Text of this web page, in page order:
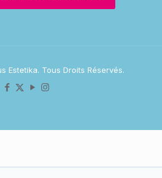
Estetika. Tous Droits Réservés.